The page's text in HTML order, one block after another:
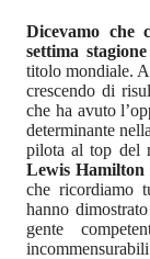
Dicevamo che
settima stagione
titolo mondiale.
crescendo di
che ha avuto
determinante
pilota al top del
Lewis Hamilton
che ricordiamo
hanno
gente